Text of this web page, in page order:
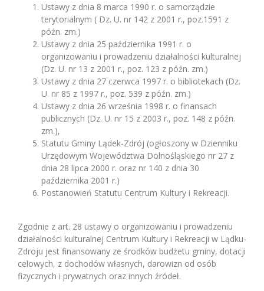
Ustawy z dnia 8 marca 1990 r. o samorządzie
terytorialnym ( Dz. U. nr 142 z 2001 r., poz.1591 z
późn. zm.)
Ustawy z dnia 25 października 1991 r. o
organizowaniu i prowadzeniu działalności kulturalnej
(Dz. U. nr 13 z 2001 r., poz. 123 z późn. zm.)
Ustawy z dnia 27 czerwca 1997 r. o bibliotekach (Dz.
U. nr 85 z 1997 r., poz. 539 z późn. zm.)
Ustawy z dnia 26 września 1998 r. o finansach
publicznych (Dz. U. nr 15 z 2003 r., poz. 148 z późn.
zm.),
Statutu Gminy Lądek-Zdrój (ogłoszony w Dzienniku
Urzędowym Województwa Dolnośląskiego nr 27 z
dnia 28 lipca 2000 r. oraz nr 140 z dnia 30
października 2001 r.)
Postanowień Statutu Centrum Kultury i Rekreacji.
Zgodnie z art. 28 ustawy o organizowaniu i prowadzeniu
działalności kulturalnej Centrum Kultury i Rekreacji w Lądku-
Zdroju jest finansowany ze środków budżetu gminy, dotacji
celowych, z dochodów własnych, darowizn od osób
fizycznych i prywatnych oraz innych źródeł.